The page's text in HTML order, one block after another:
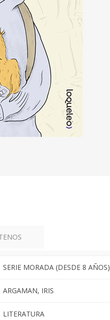
SERIE MORADA (DESDE 8 AÑOS)
ARGAMAN, IRIS
LITERATURA